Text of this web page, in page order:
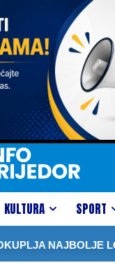
KULTURA SPORT
NAJBOLJE